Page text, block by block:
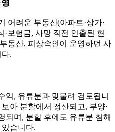
어려운 부동산(아파트·상가·
·보험금, 사망 직전 인출된 현
동산, 피상속인이 운영하던 사
다.
익, 유류분과 맞물려 검토됩니
아 분할에서 정산되고, 부양·
되며, 분할 후에도 유류분 침해
습니다.